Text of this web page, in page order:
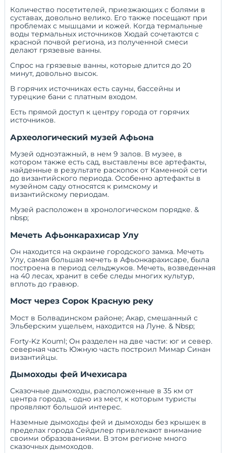
Количество посетителей, приезжающих с болями в
суставах, довольно велико. Его также посещают при
проблемах с мышцами и кожей. Когда термальные
воды термальных источников Хюдай сочетаются с
красной почвой региона, из полученной смеси
делают грязевые ванны.
Спрос на грязевые ванны, которые длится до 20
минут, довольно высок.
В горячих источниках есть сауны, бассейны и
турецкие бани с платным входом.
Есть прямой доступ к центру города от горячих
источников.
Археологический музей Афьона
Музей одноэтажный, в нем 9 залов. В музее, в
котором также есть сад, выставлены все артефакты,
найденные в результате раскопок от Каменной сети
до византийского периода. Особенно артефакты в
музейном саду относятся к римскому и
византийскому периодам.
Музей расположен в хронологическом порядке. &
nbsp;
Мечеть Афьонкарахисар Улу
Он находится на окраине городского замка. Мечеть
Улу, самая большая мечеть в Афьонкарахисаре, была
построена в период сельджуков. Мечеть, возведенная
на 40 лесах, хранит в себе следы многих культур,
вплоть до гравюр.
Мост через Сорок Красную реку
Мост в Болвадинском районе; Акар, смешанный с
Эльберским ущельем, находится на Луне. & Nbsp;
Forty-Kz Kouml; Он разделен на две части: юг и север.
северная часть Южную часть построил Мимар Синан
византийцы.
Дымоходы фей Ичехисара
Сказочные дымоходы, расположенные в 35 км от
центра города, - одно из мест, к которым туристы
проявляют большой интерес.
Наземные дымоходы фей и дымоходы без крышек в
пределах города Сейдилер привлекают внимание
своими образованиями. В этом регионе много
сказочных дымоходов.